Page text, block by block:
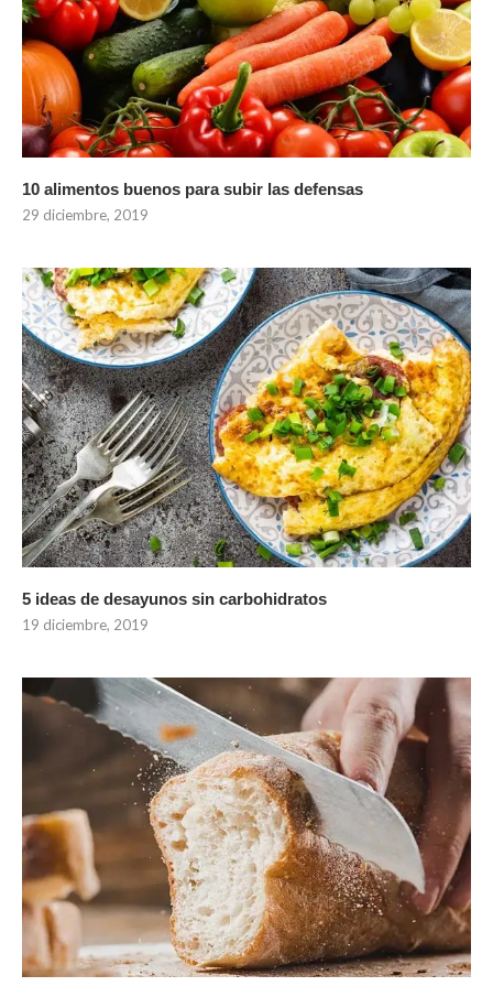
10 alimentos buenos para subir las defensas
29 diciembre, 2019
5 ideas de desayunos sin carbohidratos
19 diciembre, 2019